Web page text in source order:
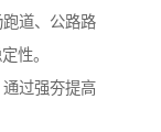
道、公路路
性。
过强夯提高